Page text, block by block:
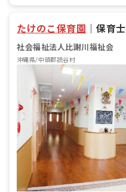
たけのこ保育園 ｜保育士
社会福祉法人比謝川福祉会
沖縄県/中頭郡読谷村